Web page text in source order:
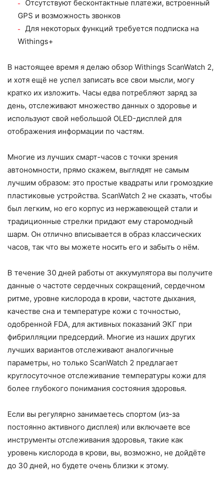
Отсутствуют бесконтактные платежи, встроенный
GPS и возможность звонков
Для некоторых функций требуется подписка на
Withings+
В настоящее время я делаю обзор Withings ScanWatch 2,
и хотя ещё не успел записать все свои мысли, могу
кратко их изложить. Часы едва потребляют заряд за
день, отслеживают множество данных о здоровье и
используют свой небольшой OLED-дисплей для
отображения информации по частям.
Многие из лучших смарт-часов с точки зрения
автономности, прямо скажем, выглядят не самым
лучшим образом: это простые квадраты или громоздкие
пластиковые устройства. ScanWatch 2 не сказать, чтобы
был легким, но его корпус из нержавеющей стали и
традиционные стрелки придают ему старомодный
шарм. Он отлично вписывается в образ классических
часов, так что вы можете носить его и забыть о нём.
В течение 30 дней работы от аккумулятора вы получите
данные о частоте сердечных сокращений, сердечном
ритме, уровне кислорода в крови, частоте дыхания,
качестве сна и температуре кожи с точностью,
одобренной FDA, для активных показаний ЭКГ при
фибрилляции предсердий. Многие из наших других
лучших вариантов отслеживают аналогичные
параметры, но только ScanWatch 2 предлагает
круглосуточное отслеживание температуры кожи для
более глубокого понимания состояния здоровья.
Если вы регулярно занимаетесь спортом (из-за
постоянно активного дисплея) или включаете все
инструменты отслеживания здоровья, такие как
уровень кислорода в крови, вы, возможно, не дойдёте
до 30 дней, но будете очень близки к этому.